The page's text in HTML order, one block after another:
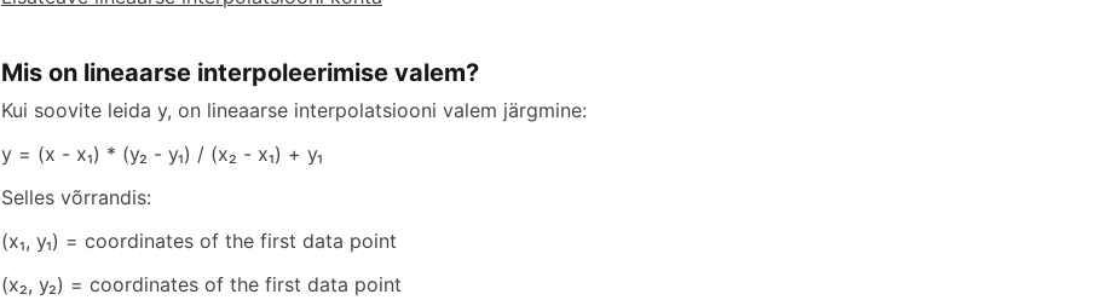
Mis on lineaarse interpoleerimise valem?
Kui soovite leida y, on lineaarse interpolatsiooni valem järgmine:
y = (x - x₁) * (y₂ - y₁) / (x₂ - x₁) + y₁
Selles võrrandis:
(x₁, y₁) = coordinates of the first data point
(x₂, y₂) = coordinates of the first data point